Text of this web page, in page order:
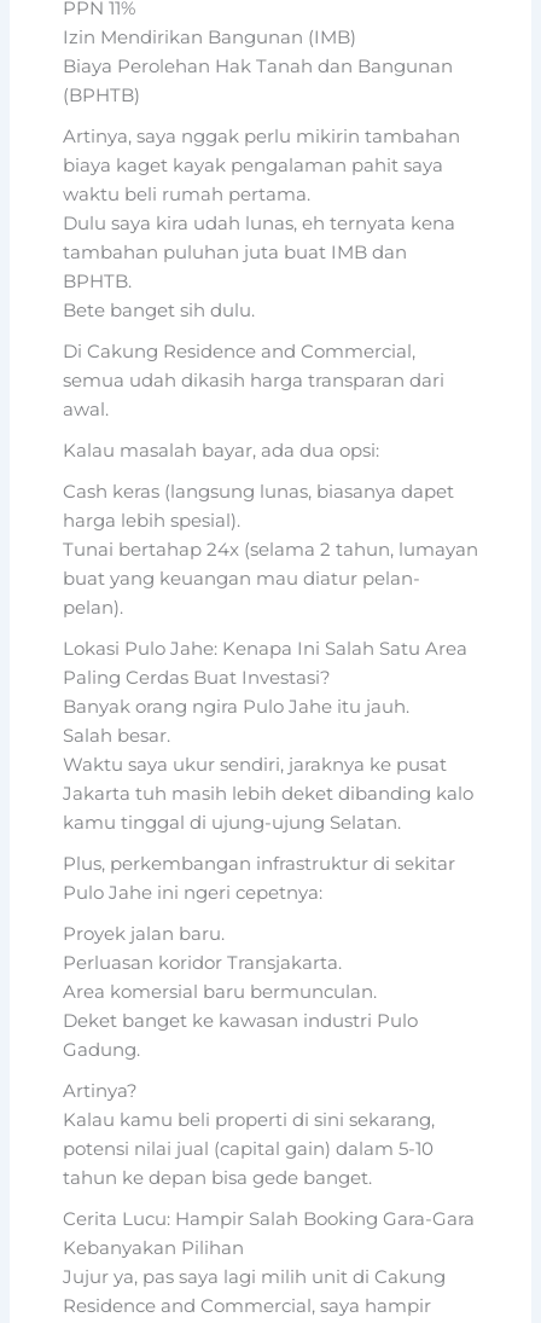
PPN 11%
Izin Mendirikan Bangunan (IMB)
Biaya Perolehan Hak Tanah dan Bangunan
(BPHTB)
Artinya, saya nggak perlu mikirin tambahan
biaya kaget kayak pengalaman pahit saya
waktu beli rumah pertama.
Dulu saya kira udah lunas, eh ternyata kena
tambahan puluhan juta buat IMB dan
BPHTB.
Bete banget sih dulu.
Di Cakung Residence and Commercial,
semua udah dikasih harga transparan dari
awal.
Kalau masalah bayar, ada dua opsi:
Cash keras (langsung lunas, biasanya dapet
harga lebih spesial).
Tunai bertahap 24x (selama 2 tahun, lumayan
buat yang keuangan mau diatur pelan-
pelan).
Lokasi Pulo Jahe: Kenapa Ini Salah Satu Area
Paling Cerdas Buat Investasi?
Banyak orang ngira Pulo Jahe itu jauh.
Salah besar.
Waktu saya ukur sendiri, jaraknya ke pusat
Jakarta tuh masih lebih deket dibanding kalo
kamu tinggal di ujung-ujung Selatan.
Plus, perkembangan infrastruktur di sekitar
Pulo Jahe ini ngeri cepetnya:
Proyek jalan baru.
Perluasan koridor Transjakarta.
Area komersial baru bermunculan.
Deket banget ke kawasan industri Pulo
Gadung.
Artinya?
Kalau kamu beli properti di sini sekarang,
potensi nilai jual (capital gain) dalam 5-10
tahun ke depan bisa gede banget.
Cerita Lucu: Hampir Salah Booking Gara-Gara
Kebanyakan Pilihan
Jujur ya, pas saya lagi milih unit di Cakung
Residence and Commercial, saya hampir